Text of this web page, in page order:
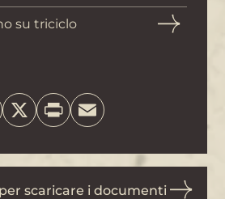
su triciclo
X PrintEmail
scaricare i documenti